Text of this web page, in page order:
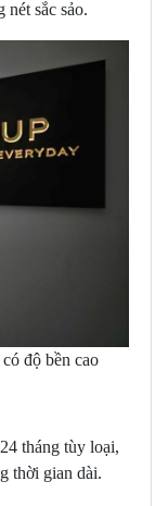
nét sắc sảo.
độ bền cao
tháng tùy loại,
thời gian dài.